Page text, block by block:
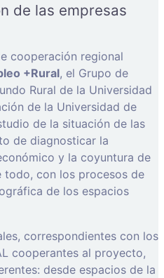
de las empresas
cooperación regional
+Rural, el Grupo de
Rural de la Universidad
de la Universidad de
de la situación de las
de diagnosticar la
y la coyuntura de
todo, con los procesos de
de los espacios
correspondientes con los
cooperantes al proyecto,
desde espacios de la